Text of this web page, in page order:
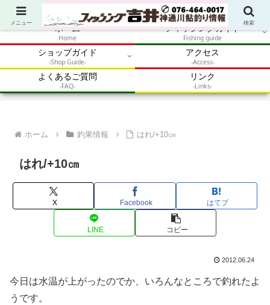
アウトドア・釣り・鮎・自然体験を加速させるメディア
ホーム
Home
フィッシングガイド
Fishing guide
ショップガイド
-Shop Guide-
アクセス
-Access-
よくあるご質問
-FAQ-
リンク
-Links-
ホーム 釣果情報 はれ/+10㎝
はれ/+10㎝
X Facebook はてブ
LINE コピー
2012.06.24
今日は水温が上がったのでか、いろんなところで釣れたよ
うです。
メニュー 検索